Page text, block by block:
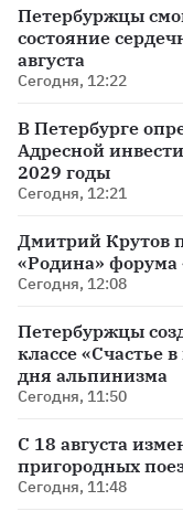
Петербуржцы
состояние
августа
Сегодня, 12:22
В Петербурге
Адресной
2029 годы
Сегодня, 12:21
Дмитрий Крутов
«Родина» форума
Сегодня, 12:08
Петербуржцы
классе «Счастье
дня альпинизма
Сегодня, 11:50
С 18 августа
пригородных
Сегодня, 11:48